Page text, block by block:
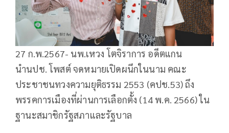
27 ก.พ.2567- นพ.เหวง โตจิราการ อดีตแกน
นำนปช. โพสต์ จดหมายเปิดผนึกในนาม คณะ
ประชาชนทวงความยุติธรรม 2553 (คปช.53) ถึง
พรรคการเมืองที่ผ่านการเลือกตั้ง (14 พ.ค. 2566) ใน
ฐานะสมาชิกรัฐสภาและรัฐบาล